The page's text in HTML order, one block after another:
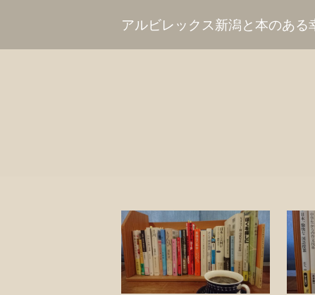
アルビレックス新潟と本のある